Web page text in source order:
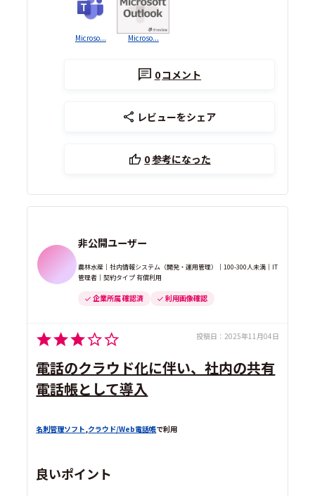
Microso... Microso...
0コメント
レビューをシェア
0参考になった
非公開ユーザー
農林水産｜社内情報システム（開発・運用管理）｜100-300人未満｜IT
管理者｜契約タイプ 有償利用
企業所属 確認済 利用画像確認
投稿日： 2025年11月04日
電話のクラウド化に伴い、社内の共有
電話帳として導入
名刺管理ソフト ,クラウド/Web電話帳で利用
良いポイント